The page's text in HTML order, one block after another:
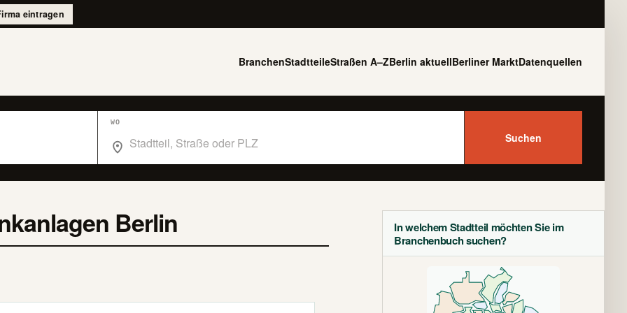
eintragen
BranchenStadtteileStraßen A–ZBerlin aktuellBerliner MarktDatenquellen
WO
Suchen
In welchem Stadtteil möchten Sie im
Branchenbuch suchen?
Berlin